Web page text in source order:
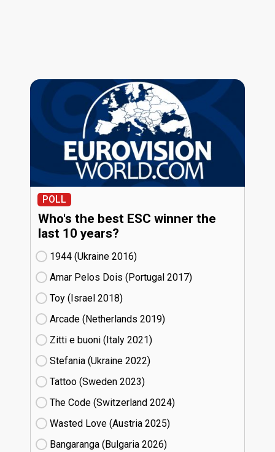
POLL
Who's the best ESC winner the
last 10 years?
1944 (Ukraine
16)
Amar Pelos Dois (Portugal
17)
Toy (Israel
18)
Arcade (Netherlands
19)
Zitti e buoni​ (Italy
21)
Stefania (Ukraine
22)
Tattoo (Sweden
23)
The Code (Switzerland
24)
Wasted Love (Austria
25)
Bangaranga (Bulgaria
26)